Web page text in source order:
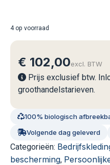
4 op voorraad
€ 102,00excl. BTW
Prijs exclusief btw.
groothandelstarieven.
100% biologisch
Volgende dag geleverd
Categorieën:
bescherming,